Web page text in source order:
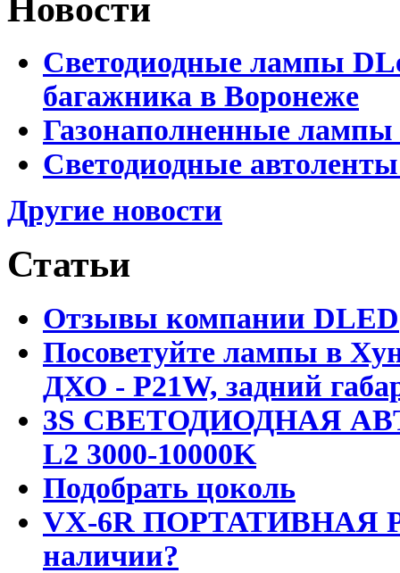
Новости
Светодиодные лампы
багажника в Воронеже
Газонаполненные
Светодиодные
Другие новости
Статьи
Отзывы компании DLED
Посоветуйте лампы в
ДХО - P21W, задний
3S СВЕТОДИОДНАЯ
L2 3000-10000K
Подобрать цоколь
VX-6R ПОРТАТИВНАЯ
наличии?